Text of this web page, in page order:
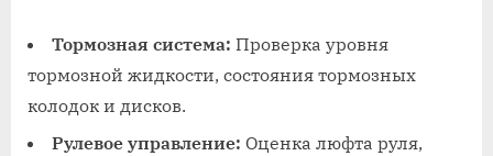
Тормозная система: Проверка уровня
тормозной жидкости, состояния тормозных
колодок и дисков.
Рулевое управление: Оценка люфта руля,